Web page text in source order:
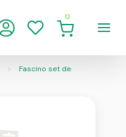
0
Fascino set de